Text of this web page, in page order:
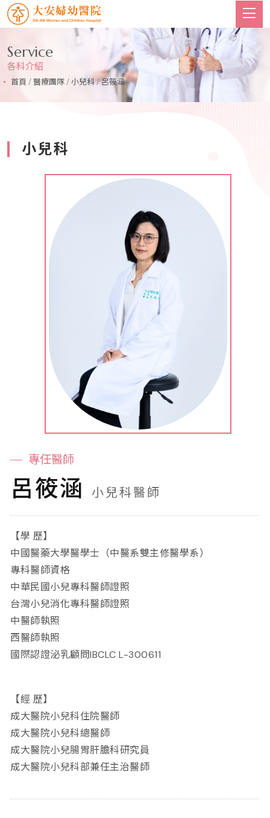
Service
各科介紹
首頁 /醫療團隊 /小兒科/呂筱涵
小兒科
專任醫師
呂筱涵 小兒科醫師
【學 歷】
中國醫藥大學醫學士（中醫系雙主修醫學系）
專科醫師資格
中華民國小兒專科醫師證照
台灣小兒消化專科醫師證照
中醫師執照
西醫師執照
國際認證泌乳顧問IBCLC L-300611
【經 歷】
成大醫院小兒科住院醫師
成大醫院小兒科總醫師
成大醫院小兒腸胃肝膽科研究員
成大醫院小兒科部兼任主治醫師